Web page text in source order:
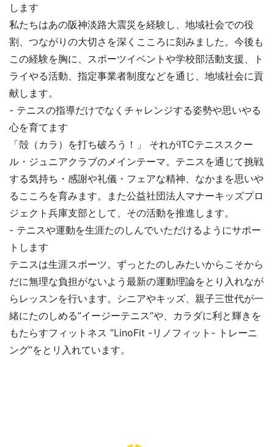
します
私たちはあの阪神淡路大震災を経験し、地域社会での役
割、つながりの大切さを深くこころに刻みました。今後も
この経験を胸に、スポーツイベントや学校部活動支援、ト
ライやる活動、指定事業者制度などを通じ、地域社会に貢
献します。
- テニスの指導だけでなくチャレンジする姿勢や思いやる
心を育てます
「殻（カラ）を打ち破ろう！」 それがITCテニススクー
ル・ジュニアクラブのメインテーマ。テニスを通じて挑戦
する気持ち・感謝や礼儀・フェアな精神、なかまを思いや
るこころを育みます。また公益社団法人マナーキッズプロ
ジェクト兵庫支部として、その活動を推進します。
- テニスや運動を生涯たのしんでいただけるようにサポー
トします
テニスは生涯スポーツ。ずっとたのしみたいからこそから
だに無理な負担がないよう最新の運動理論をとり入れなが
らレッスンを行います。シニアやキッズ、親子三世代が一
緒にたのしめる”イージーテニス”や、カラダに利と輝きを
もたらすフィットネス ”LinoFit -リノフィット- トレーニ
ング”をとリ入れています。